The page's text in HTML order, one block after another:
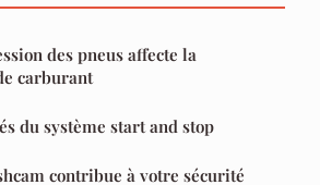
des pneus affecte la
carburant
du système start and stop
contribue à votre sécurité